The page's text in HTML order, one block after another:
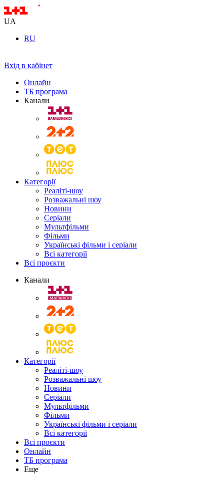
UA
RU
Вхід в кабінет
Онлайн
ТБ програма
Канали
Категорії
Реаліті-шоу
Розважальні шоу
Новини
Серіали
Мультфільми
Фільми
Українські фільми і серіали
Всі категорії
Всі проєкти
Канали
Категорії
Реаліті-шоу
Розважальні шоу
Новини
Серіали
Мультфільми
Фільми
Українські фільми і серіали
Всі категорії
Всі проєкти
Онлайн
ТБ програма
Еще